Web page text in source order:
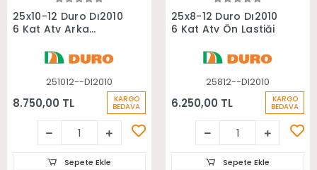
Sepete Ekle
25x10-12 Duro Dı2010
6 Kat Atv Arka
251012--DI2010
8.750,00 TL KARGO
BEDAVA
Sepete Ekle
Sepete Ekle
25x8-12 Duro Dı2010
6 Kat Atv Ön Lastiği
25812--DI2010
6.250,00 TL KARGO
BEDAVA
Sepete Ekle